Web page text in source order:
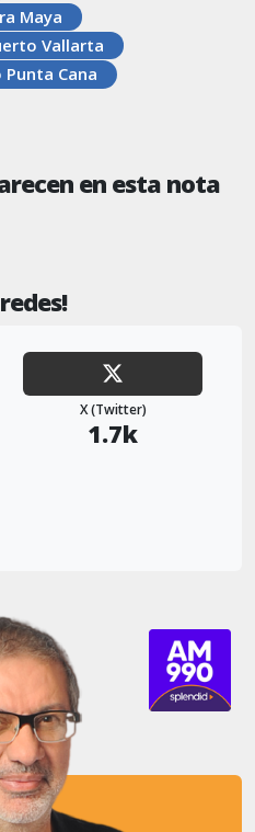
Maya
Vallarta
Cana
en esta nota
X (Twitter)
1.7k